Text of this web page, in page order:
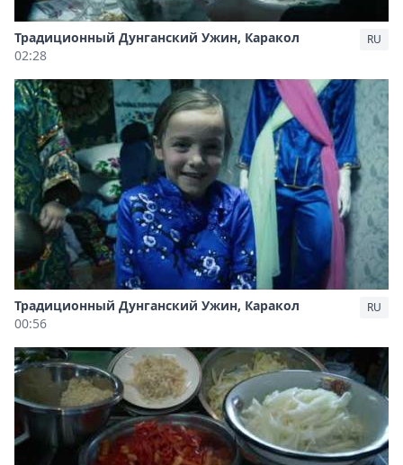
Традиционный Дунганский Ужин, Каракол
02:28
RU
Традиционный Дунганский Ужин, Каракол
00:56
RU